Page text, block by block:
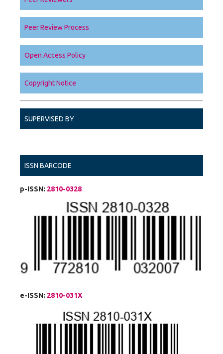
Peer Review Process
Open Access Policy
Copyright Notice
SUPERVISED BY
ISSN BARCODE
p-ISSN: 2810-0328
e-ISSN: 2810-031X